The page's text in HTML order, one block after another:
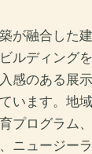
が融合した
ルディング
感のある展
います。地
プログラム
ニュージー